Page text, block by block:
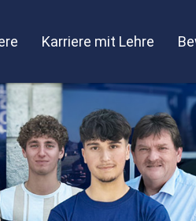
Karriere mit Lehre